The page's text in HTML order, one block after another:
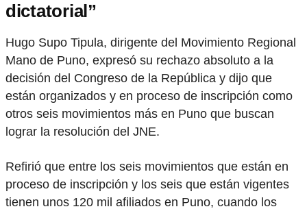
dictatorial”
Hugo Supo Tipula, dirigente del Movimiento Regional
Mano de Puno, expresó su rechazo absoluto a la
decisión del Congreso de la República y dijo que
están organizados y en proceso de inscripción como
otros seis movimientos más en Puno que buscan
lograr la resolución del JNE.
Refirió que entre los seis movimientos que están en
proceso de inscripción y los seis que están vigentes
tienen unos 120 mil afiliados en Puno, cuando los